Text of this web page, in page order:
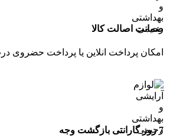
ضمانت اصالت کالا
امکان پرداخت انلاین یا پرداخت حضروی
7 روز گارانتی بازگشت وجه